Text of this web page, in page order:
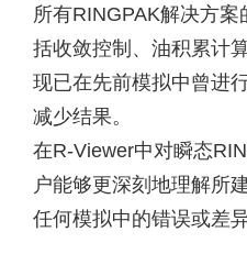
所有RINGPAK解决方
括收敛控制、油积累计
现已在先前模拟中曾进
减少结果。
在R-Viewer中对瞬态
户能够更深刻地理解所
任何模拟中的错误或差异